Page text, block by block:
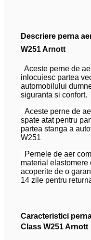
Descriere perna
W251 Arnott
Aceste perne de
inlocuiesc partea
automobilului
siguranta si confort.
Aceste perne de
spate atat pentru
partea stanga a
W251
Pernele de aer
material elastomere
acoperite de o
14 zile pentru
Caracteristici
Class W251 Arnott